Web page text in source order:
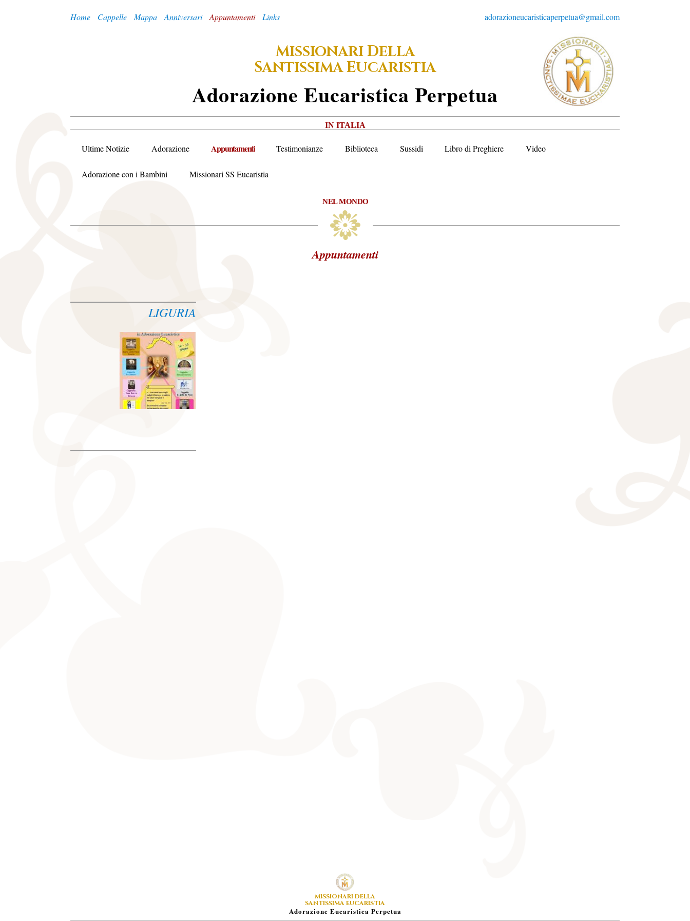
adorazioneucaristicaperpetua@gmail.com
Home Cappelle Mappa Anniversari Appuntamenti Links
MISSIONARIDELLA
SANTISSIMAEUCARISTIA
ADorazione EUcaristica PErpetua
IN ITALIA
Ultime Notizie Adorazione Appuntamenti Testimonianze Biblioteca Sussidi Libro di Preghiere Video
Adorazione con i Bambini Missionari SS Eucaristia
NEL MONDO
Appuntamenti
LIGURIA
MISSIONARI DELLA
SANTISSIMA EUCARISTIA
ADorazione EUcaristica PErpetua